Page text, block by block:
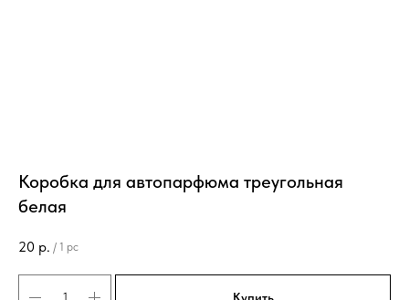
Коробка для автопарфюма треугольная
белая
20 р. / 1 pc